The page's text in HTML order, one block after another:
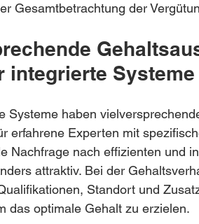
Gesamtbetrachtung der
integrierte
Systeme haben
erfahrene Experten mit
Nachfrage nach effizienten und
attraktiv. Bei der
Standort und
das optimale Gehalt zu erzielen.